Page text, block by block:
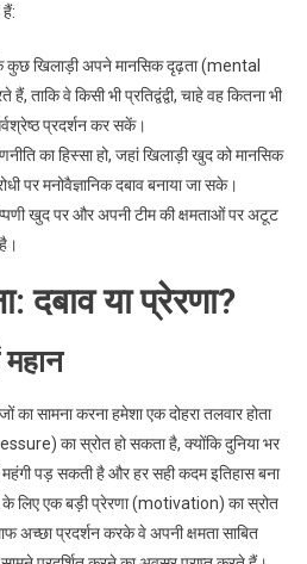
हैं:
कुछ खिलाड़ी अपने मानसिक दृढ़ता (mental
वे किसी भी प्रतिद्वंद्वी, चाहे वह कितना भी
प्रदर्शन कर सकें।
का हिस्सा हो, जहां खिलाड़ी खुद को मानसिक
पर मनोवैज्ञानिक दबाव बनाया जा सके।
खुद पर और अपनी टीम की क्षमताओं पर अटूट
दबाव या प्रेरणा?
महान
का सामना करना हमेशा एक दोहरा तलवार होता
का स्रोत हो सकता है, क्योंकि दुनिया भर
पड़ सकती है और हर सही कदम इतिहास बना
लिए एक बड़ी प्रेरणा (motivation) का स्रोत
अच्छा प्रदर्शन करके वे अपनी क्षमता साबित